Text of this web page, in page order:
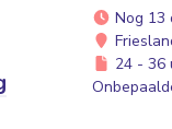
Nog 13
24 - 36